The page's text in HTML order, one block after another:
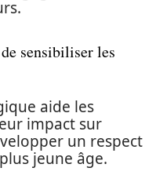
sensibiliser les
aide les
impact sur
un respect
jeune âge.